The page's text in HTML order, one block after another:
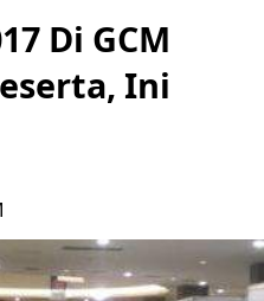
Di GCM
Ini